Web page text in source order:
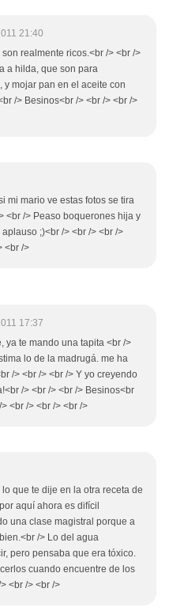
21:40
realmente ricos.<br /> <br />
a hilda, que son para
y mojar pan en el aceite con
/> Besinos<br /> <br /> <br />
mi mario ve estas fotos se tira
<br /> Peaso boquerones hija y
;)<br /> <br /> <br />
<br />
17:37
ya te mando una tapita <br />
lo de la madrugá. me ha
/> <br /> <br /> Y yo creyendo
/> <br /> <br /> Besinos<br
<br /> <br /> <br />
que te dije en la otra receta de
aquí ahora es difícil
una clase magistral porque a
/> Lo del agua
pero pensaba que era tóxico.
cuando encuentre de los
<br /> <br />